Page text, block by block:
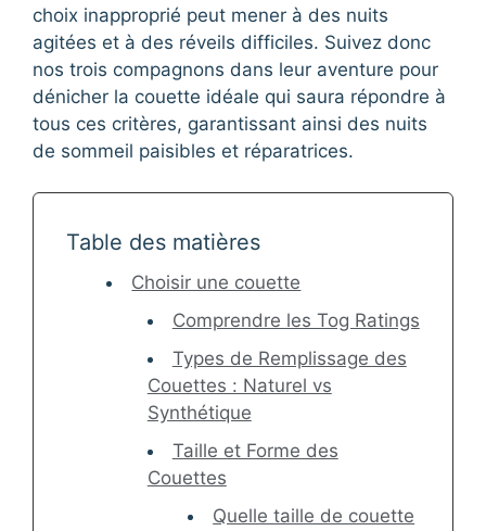
choix inapproprié peut mener à des nuits
agitées et à des réveils difficiles. Suivez donc
nos trois compagnons dans leur aventure pour
dénicher la couette idéale qui saura répondre à
tous ces critères, garantissant ainsi des nuits
de sommeil paisibles et réparatrices.
Table des matières
Choisir une couette
Comprendre les Tog Ratings
Types de Remplissage des
Couettes : Naturel vs
Synthétique
Taille et Forme des
Couettes
Quelle taille de couette